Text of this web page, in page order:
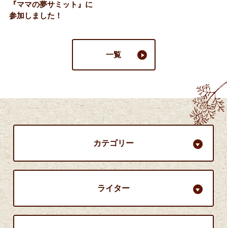
『ママの夢サミット』に
参加しました！
一覧
カテゴリー
ライター